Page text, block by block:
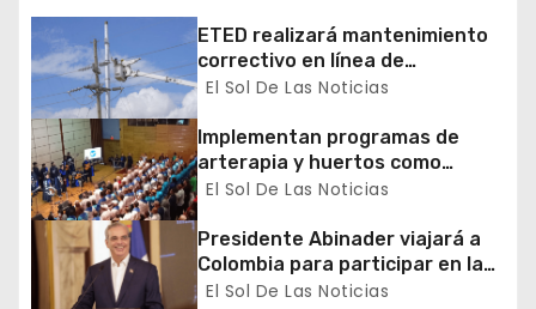
e
e
n
t
r
a
ETED realizará mantenimiento
correctivo en línea de
transmisión de la región Sur
El Sol De Las Noticias
Implementan programas de
arterapia y huertos como
herramientas para la
social
El Sol De Las Noticias
Presidente Abinader viajará a
Colombia para participar en la
toma de posesión de Abelardo
El Sol De Las Noticias